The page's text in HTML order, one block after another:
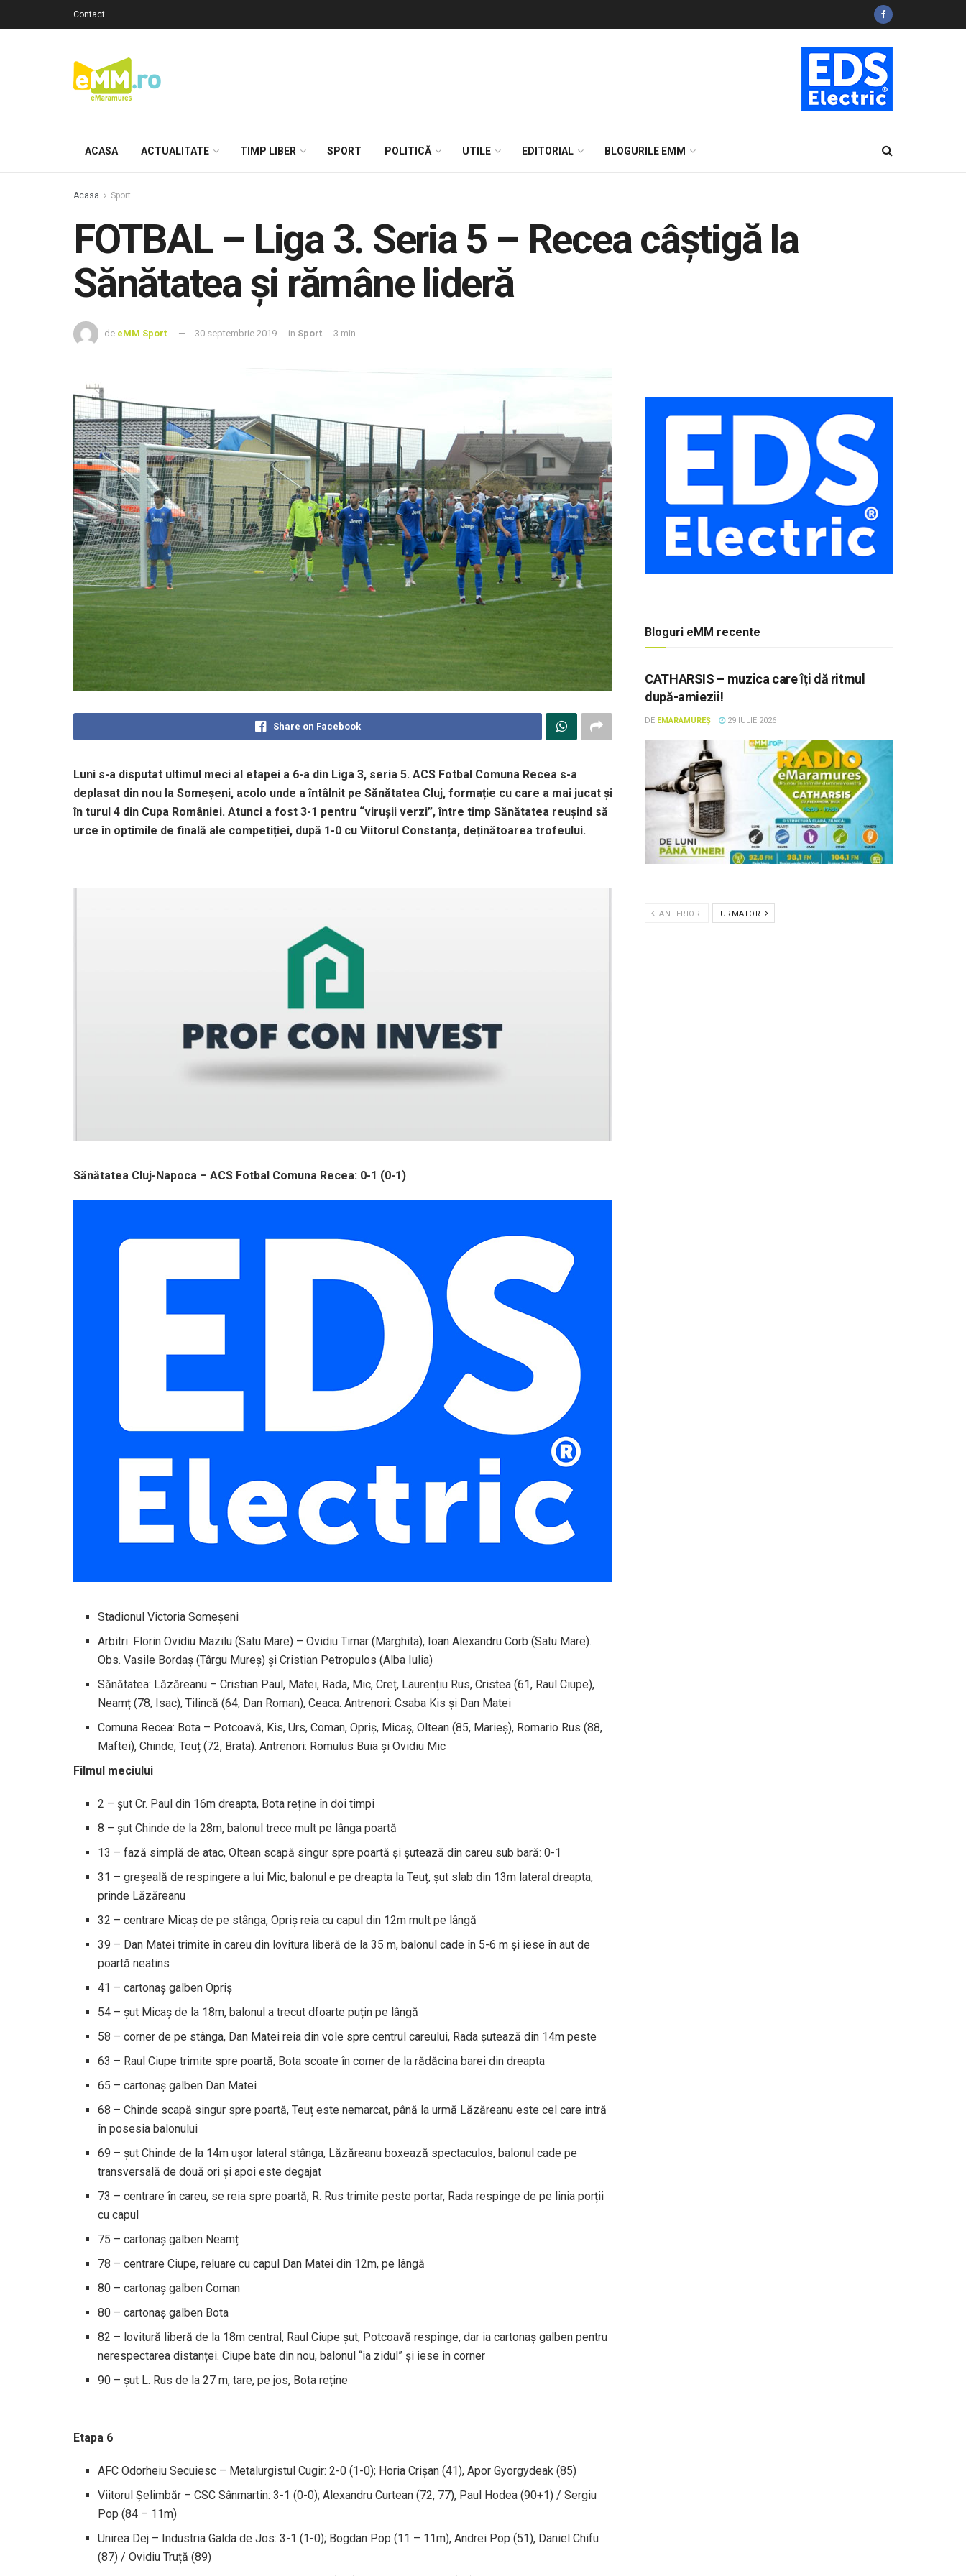
Contact
ACASA ACTUALITATE TIMP LIBER SPORT POLITICĂ UTILE EDITORIAL BLOGURILE EMM
Acasa Sport
FOTBAL – Liga 3. Seria 5 – Recea câștigă la
Sănătatea și rămâne lideră
de eMM Sport 30 septembrie 2019 in Sport 3 min
Share on Facebook
Luni s-a disputat ultimul meci al etapei a 6-a din Liga 3, seria 5. ACS Fotbal Comuna Recea s-a
deplasat din nou la Someșeni, acolo unde a întâlnit pe Sănătatea Cluj, formație cu care a mai jucat și
în turul 4 din Cupa României. Atunci a fost 3-1 pentru “virușii verzi”, între timp Sănătatea reușind să
urce în optimile de finală ale competiției, după 1-0 cu Viitorul Constanța, deținătoarea trofeului.
Sănătatea Cluj-Napoca – ACS Fotbal Comuna Recea: 0-1 (0-1)
Stadionul Victoria Someșeni
Arbitri: Florin Ovidiu Mazilu (Satu Mare) – Ovidiu Timar (Marghita), Ioan Alexandru Corb (Satu Mare).
Obs. Vasile Bordaș (Târgu Mureș) și Cristian Petropulos (Alba Iulia)
Sănătatea: Lăzăreanu – Cristian Paul, Matei, Rada, Mic, Creț, Laurențiu Rus, Cristea (61, Raul Ciupe),
Neamț (78, Isac), Tilincă (64, Dan Roman), Ceaca. Antrenori: Csaba Kis și Dan Matei
Comuna Recea: Bota – Potcoavă, Kis, Urs, Coman, Opriș, Micaș, Oltean (85, Marieș), Romario Rus (88,
Maftei), Chinde, Teuț (72, Brata). Antrenori: Romulus Buia și Ovidiu Mic
Filmul meciului
2 – șut Cr. Paul din 16m dreapta, Bota reține în doi timpi
8 – șut Chinde de la 28m, balonul trece mult pe lânga poartă
13 – fază simplă de atac, Oltean scapă singur spre poartă și șutează din careu sub bară: 0-1
31 – greșeală de respingere a lui Mic, balonul e pe dreapta la Teuț, șut slab din 13m lateral dreapta,
prinde Lăzăreanu
32 – centrare Micaș de pe stânga, Opriș reia cu capul din 12m mult pe lângă
39 – Dan Matei trimite în careu din lovitura liberă de la 35 m, balonul cade în 5-6 m și iese în aut de
poartă neatins
41 – cartonaș galben Opriș
54 – șut Micaș de la 18m, balonul a trecut dfoarte puțin pe lângă
58 – corner de pe stânga, Dan Matei reia din vole spre centrul careului, Rada șutează din 14m peste
63 – Raul Ciupe trimite spre poartă, Bota scoate în corner de la rădăcina barei din dreapta
65 – cartonaș galben Dan Matei
68 – Chinde scapă singur spre poartă, Teuț este nemarcat, până la urmă Lăzăreanu este cel care intră
în posesia balonului
69 – șut Chinde de la 14m ușor lateral stânga, Lăzăreanu boxează spectaculos, balonul cade pe
transversală de două ori și apoi este degajat
73 – centrare în careu, se reia spre poartă, R. Rus trimite peste portar, Rada respinge de pe linia porții
cu capul
75 – cartonaș galben Neamț
78 – centrare Ciupe, reluare cu capul Dan Matei din 12m, pe lângă
80 – cartonaș galben Coman
80 – cartonaș galben Bota
82 – lovitură liberă de la 18m central, Raul Ciupe șut, Potcoavă respinge, dar ia cartonaș galben pentru
nerespectarea distanței. Ciupe bate din nou, balonul “ia zidul” și iese în corner
90 – șut L. Rus de la 27 m, tare, pe jos, Bota reține
Etapa 6
AFC Odorheiu Secuiesc – Metalurgistul Cugir: 2-0 (1-0); Horia Crișan (41), Apor Gyorgydeak (85)
Viitorul Șelimbăr – CSC Sânmartin: 3-1 (0-0); Alexandru Curtean (72, 77), Paul Hodea (90+1) / Sergiu
Pop (84 – 11m)
Unirea Dej – Industria Galda de Jos: 3-1 (1-0); Bogdan Pop (11 – 11m), Andrei Pop (51), Daniel Chifu
(87) / Ovidiu Truță (89)
Bloguri eMM recente
CATHARSIS – muzica care îți dă ritmul
după-amiezii!
DE EMARAMUREȘ 29 IULIE 2026
ANTERIOR URMATOR